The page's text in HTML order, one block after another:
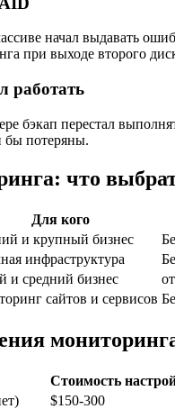
начал выдавать
при выходе второго
работать
бэкап перестал
бы потеряны.
что
Для кого
и крупный бизнес
инфраструктура
и средний бизнес
сайтов и сервисов
Стоимость
$150-300